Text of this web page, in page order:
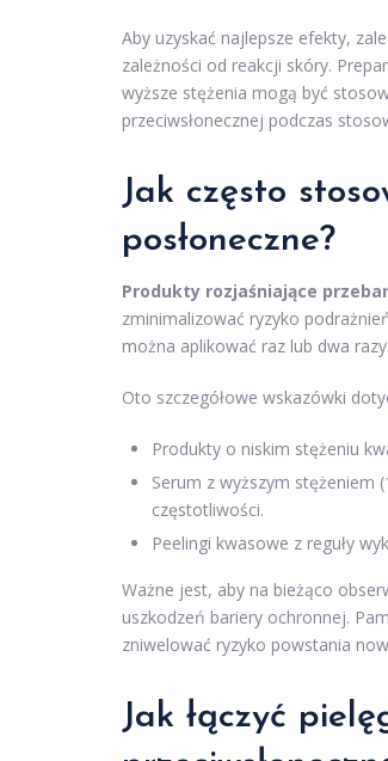
Aby uzyskać najlepsze efekty,
zależności od reakcji skóry.
wyższe stężenia mogą być
przeciwsłonecznej podczas
Jak często
posłoneczne?
Produkty rozjaśniające
zminimalizować ryzyko
można aplikować raz lub dwa
Oto szczegółowe wskazówki
Produkty o niskim stężeniu
Serum z wyższym stężeniem
częstotliwości.
Peelingi kwasowe z reguły
Ważne jest, aby na bieżąco
uszkodzeń bariery ochronnej.
zniwelować ryzyko powstania
Jak łączyć